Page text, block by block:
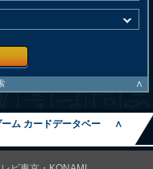
∧
ム カードデータベー
∧